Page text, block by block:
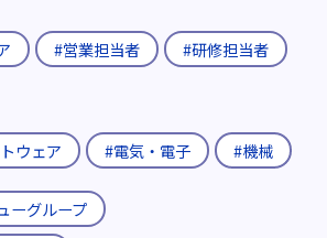
#営業担当者
#研修担当者
ウェア #電気・電子 #機械
ーグループ